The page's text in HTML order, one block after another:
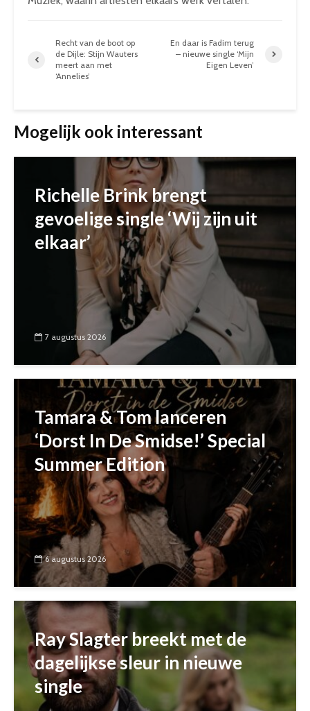
Recht van de boot op
de Dijle: Stijn Wauters
meert aan met
‘Annelies’
En daar is Fadim terug
– nieuwe single ‘Mijn
Eigen Leven’
Mogelijk ook interessant
Richelle Brink brengt
gevoelige single ‘Wij zijn uit
elkaar’
7 augustus 2026
Tamara & Tom lanceren
‘Dorst In De Smidse!’ Special
Summer Edition
6 augustus 2026
Ray Slagter breekt met de
dagelijkse sleur in nieuwe
single